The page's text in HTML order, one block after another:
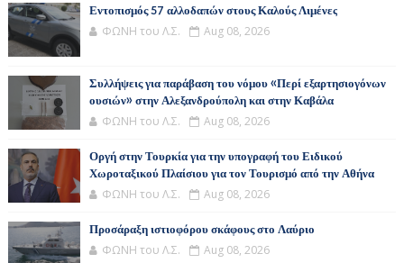
Εντοπισμός 57 αλλοδαπών στους Καλούς Λιμένες
ΦΩΝΗ του Λ.Σ. Aug 08, 2026
Συλλήψεις για παράβαση του νόμου «Περί εξαρτησιογόνων
ουσιών» στην Αλεξανδρούπολη και στην Καβάλα
ΦΩΝΗ του Λ.Σ. Aug 08, 2026
Οργή στην Τουρκία για την υπογραφή του Ειδικού
Χωροταξικού Πλαίσιου για τον Τουρισμό από την Αθήνα
ΦΩΝΗ του Λ.Σ. Aug 08, 2026
Προσάραξη ιστιοφόρου σκάφους στο Λαύριο
ΦΩΝΗ του Λ.Σ. Aug 08, 2026